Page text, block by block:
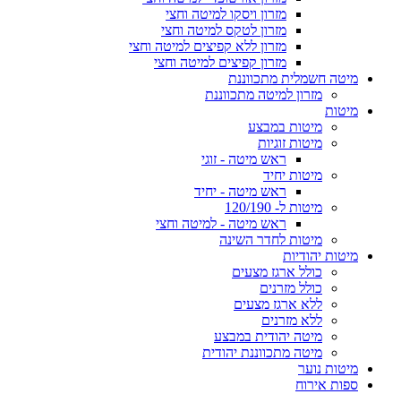
מזרון ויסקו למיטה וחצי
מזרון לטקס למיטה וחצי
מזרון ללא קפיצים למיטה וחצי
מזרון קפיצים למיטה וחצי
מיטה חשמלית מתכווננת
מזרון למיטה מתכווננת
מיטות
מיטות במבצע
מיטות זוגיות
ראש מיטה - זוגי
מיטות יחיד
ראש מיטה - יחיד
מיטות ל- 120/190
ראש מיטה - למיטה וחצי
מיטות לחדר השינה
מיטות יהודיות
כולל ארגז מצעים
כולל מזרנים
ללא ארגז מצעים
ללא מזרנים
מיטה יהודית במבצע
מיטה מתכווננת יהודית
מיטות נוער
ספות אירוח